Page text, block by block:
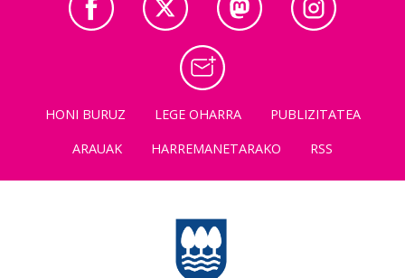
HONI BURUZ LEGE OHARRA
PUBLIZITATEA
ARAUAK
HARREMANETARAKO RSS